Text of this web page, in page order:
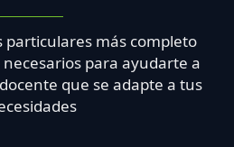
particulares más completo
para ayudarte a
que se adapte a tus